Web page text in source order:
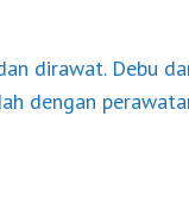
dirawat. Debu
dengan